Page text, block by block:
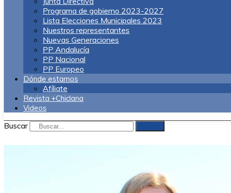
Programa de gobierno 2023-2027
Lista Elecciones Municipales 2023
Nuestros representantes
Nuevas Generaciones
PP Andalucía
PP Nacional
PP Europeo
Dónde estamos
Afíliate
Revista +Chiclana
Videos
Buscar